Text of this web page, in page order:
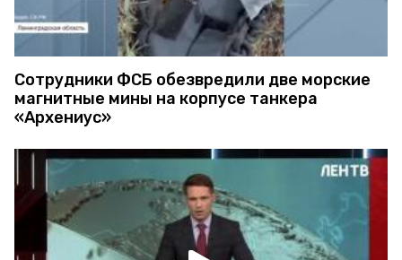
Сотрудники ФСБ обезвредили две морские
магнитные мины на корпусе танкера
«Архениус»